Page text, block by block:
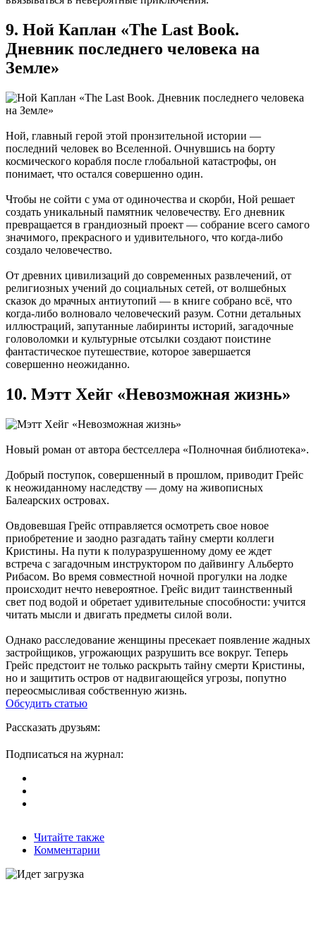
9. Ной Каплан «The Last Book.
Дневник последнего человека на
Земле»
Ной, главный герой этой пронзительной истории —
последний человек во Вселенной. Очнувшись на борту
космического корабля после глобальной катастрофы, он
понимает, что остался совершенно один.
Чтобы не сойти с ума от одиночества и скорби, Ной решает
создать уникальный памятник человечеству. Его дневник
превращается в грандиозный проект — собрание всего самого
значимого, прекрасного и удивительного, что когда-либо
создало человечество.
От древних цивилизаций до современных развлечений, от
религиозных учений до социальных сетей, от волшебных
сказок до мрачных антиутопий — в книге собрано всё, что
когда-либо волновало человеческий разум. Сотни детальных
иллюстраций, запутанные лабиринты историй, загадочные
головоломки и культурные отсылки создают поистине
фантастическое путешествие, которое завершается
совершенно неожиданно.
10. Мэтт Хейг «Невозможная жизнь»
Новый роман от автора бестселлера «Полночная библиотека».
Добрый поступок, совершенный в прошлом, приводит Грейс
к неожиданному наследству — дому на живописных
Балеарских островах.
Овдовевшая Грейс отправляется осмотреть свое новое
приобретение и заодно разгадать тайну смерти коллеги
Кристины. На пути к полуразрушенному дому ее ждет
встреча с загадочным инструктором по дайвингу Альберто
Рибасом. Во время совместной ночной прогулки на лодке
происходит нечто невероятное. Грейс видит таинственный
свет под водой и обретает удивительные способности: учится
читать мысли и двигать предметы силой воли.
Однако расследование женщины пресекает появление жадных
застройщиков, угрожающих разрушить все вокруг. Теперь
Грейс предстоит не только раскрыть тайну смерти Кристины,
но и защитить остров от надвигающейся угрозы, попутно
переосмысливая собственную жизнь.
Обсудить статью
Рассказать друзьям:
Подписаться на журнал:
Читайте также
Комментарии